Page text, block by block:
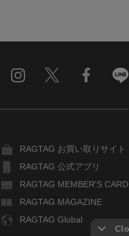
RAGTAG お買い取りサイト
RAGTAG 公式アプリ
RAGTAG MEMBER'S CARD
RAGTAG MAGAZINE
RAGTAG Global